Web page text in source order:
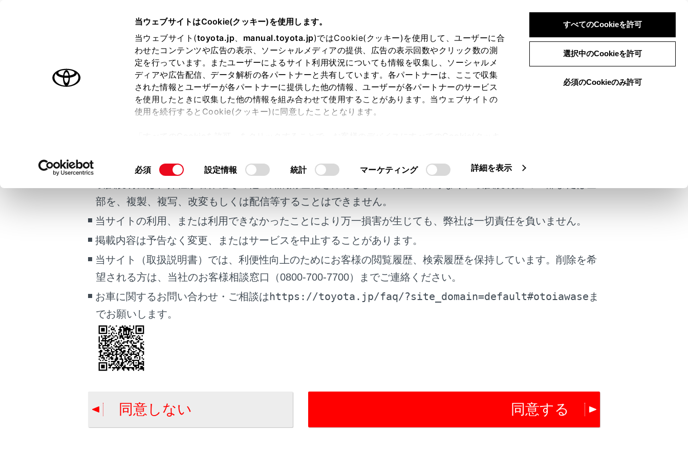
当ウェブサイトはCookie(クッキー)を使用します。
当ウェブサイト(toyota.jp、 manual.toyota.jp)ではCookie(クッキー)を使用して、ユーザーに合
わせたコンテンツや広告の表示、ソーシャルメディアの提供、広告の表示回数やクリック数の測
定を行っています。またユーザーによるサイト利用状況についても情報を収集し、ソーシャルメ
ディアや広告配信、データ解析の各パートナーと共有しています。各パートナーは、ここで収集
された情報とユーザーが各パートナーに提供した他の情報、ユーザーが各パートナーのサービス
を使用したときに収集した他の情報を組み合わせて使用することがあります。当ウェブサイトの
使用を続行するとCookie(クッキー)に同意したこととなります。
て」をご覧ください。
同
の
選
択
必須 設定情報 統計 マーケティング 詳細を表示
すべてのCookieを許可
選択中のCookieを許可
必須のCookieのみ許可
はじめに
安全・安心のために
室内装備・機能
マルチメディア
お手入れのしかた
万一の場合には
ブックマーク
あとで読む
画面表示設定
サイト利用について
万一の場合には 緊急時の対処法
充電リッドが開かないときは
充電リッドを開けるには
合わせて見られているページ
補機バッテリーがあがったときは
警告灯がついたときは
警告メッセージが表示されたときは
このページは役に立ちましたか？
ご利用の条件
掲載している取扱説明書はお客様の年式に合致しない場合があります。
部を、複製、複写、改変もしくは配信等することはできません。
当サイトの利用、または利用できなかったことにより万一損害が生じても、弊社は一切責任を負いません。
掲載内容は予告なく変更、またはサービスを中止することがあります。
当サイト（取扱説明書）では、利便性向上のためにお客様の閲覧履歴、検索履歴を保持しています。削除を希
望される方は、当社のお客様相談窓口（0800-700-7700）までご連絡ください。
お車に関するお問い合わせ・ご相談はhttps://toyota.jp/faq/?site_domain=default#otoiawase ま
でお願いします。
同意しない 同意する